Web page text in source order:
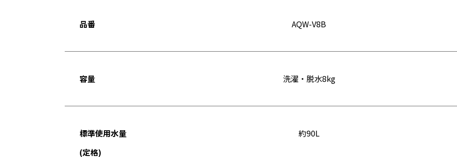
品番 AQW-V8B
容量 洗濯・脱水8kg
標準使用水量
(定格)
約90L